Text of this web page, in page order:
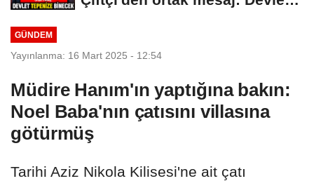
GÜNDEM
Yayınlanma: 16 Mart 2025 - 12:54
Müdire Hanım'ın yaptığına bakın:
Noel Baba'nın çatısını villasına
götürmüş
Tarihi Aziz Nikola Kilisesi'ne ait çatı